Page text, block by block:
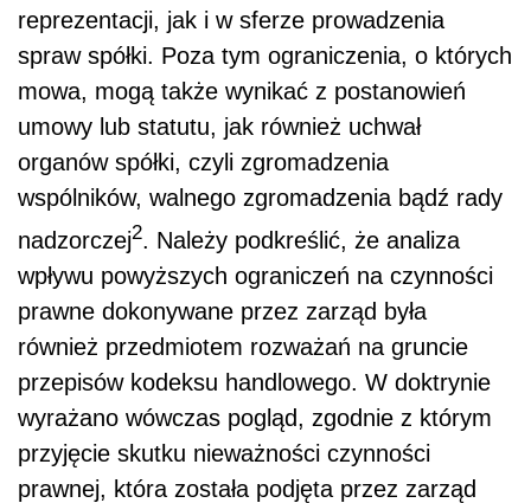
reprezentacji, jak i w sferze prowadzenia
spraw spółki. Poza tym ograniczenia, o których
mowa, mogą także wynikać z postanowień
umowy lub statutu, jak również uchwał
organów spółki, czyli zgromadzenia
wspólników, walnego zgromadzenia bądź rady
nadzorczej2. Należy podkreślić, że analiza
wpływu powyższych ograniczeń na czynności
prawne dokonywane przez zarząd była
również przedmiotem rozważań na gruncie
przepisów kodeksu handlowego. W doktrynie
wyrażano wówczas pogląd, zgodnie z którym
przyjęcie skutku nieważności czynności
prawnej, która została podjęta przez zarząd